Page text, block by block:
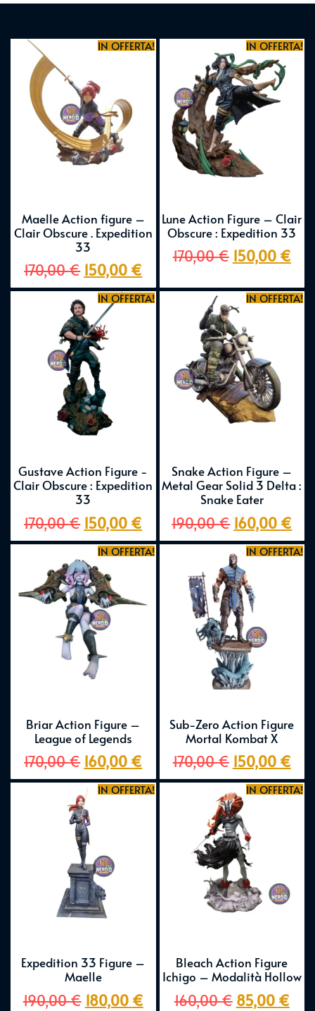
IN OFFERTA!
Maelle Action figure –
Clair Obscure . Expedition
33
170,00€ 150,00 €
IN OFFERTA!
Lune Action Figure – Clair
Obscure : Expedition 33
170,00€ 150,00 €
IN OFFERTA!
Gustave Action Figure -
Clair Obscure : Expedition
33
170,00€ 150,00 €
IN OFFERTA!
Snake Action Figure –
Metal Gear Solid 3 Delta :
Snake Eater
190,00€ 160,00 €
IN OFFERTA!
Briar Action Figure –
League of Legends
170,00€ 160,00 €
IN OFFERTA!
Sub-Zero Action Figure
Mortal Kombat X
170,00€ 150,00 €
IN OFFERTA!
Expedition 33 Figure –
Maelle
190,00€ 180,00 €
IN OFFERTA!
Bleach Action Figure
Ichigo – Modalità Hollow
160,00€ 85,00 €